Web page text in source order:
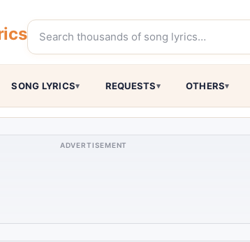
SONG LYRICS REQUESTS OTHERS
ADVERTISEMENT